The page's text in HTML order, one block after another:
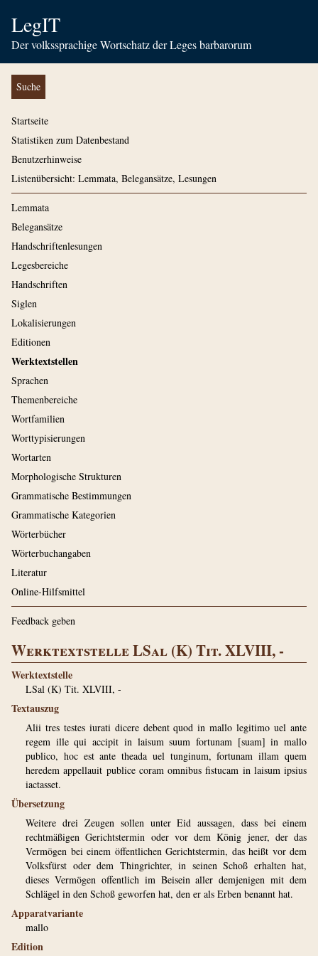
LegIT
Der volkssprachige Wortschatz der Leges barbarorum
Suche
Startseite
Statistiken zum Datenbestand
Benutzerhinweise
Listenübersicht: Lemmata, Belegansätze, Lesungen
Lemmata
Belegansätze
Handschriftenlesungen
Legesbereiche
Handschriften
Siglen
Lokalisierungen
Editionen
Werktextstellen
Sprachen
Themenbereiche
Wortfamilien
Worttypisierungen
Wortarten
Morphologische Strukturen
Grammatische Bestimmungen
Grammatische Kategorien
Wörterbücher
Wörterbuchangaben
Literatur
Online-Hilfsmittel
Feedback geben
Werktextstelle LSal (K) Tit. XLVIII, -
Werktextstelle
LSal (K) Tit. XLVIII, -
Textauszug
Alii tres testes iurati dicere debent quod in mallo legitimo uel ante
regem ille qui accipit in laisum suum fortunam [suam] in mallo
publico, hoc est ante theada uel tunginum, fortunam illam quem
heredem appellauit publice coram omnibus fistucam in laisum ipsius
iactasset.
Übersetzung
Weitere drei Zeugen sollen unter Eid aussagen, dass bei einem
rechtmäßigen Gerichtstermin oder vor dem König jener, der das
Vermögen bei einem öffentlichen Gerichtstermin, das heißt vor dem
Volksfürst oder dem Thingrichter, in seinen Schoß erhalten hat,
dieses Vermögen offentlich im Beisein aller demjenigen mit dem
Schlägel in den Schoß geworfen hat, den er als Erben benannt hat.
Apparatvariante
mallo
Edition